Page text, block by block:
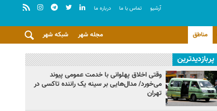
آرشيو تماس با ما درباره ما
مناطق شبکه شهر مجله شهر
پربازدیدترین
وقتی اخلاق پهلوانی با خدمت عمومی پیوند
می‌خورد/ مدال‌هایی بر سینه یک راننده تاکسی در
تهران